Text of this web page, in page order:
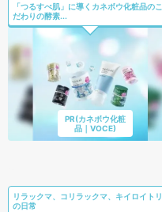
「つるすべ肌」に導くカネボウ化粧品のこ
だわりの酵素...
PR(カネボウ化粧
品｜VOCE)
リラックマ、コリラックマ、キイロイトリ
の日常